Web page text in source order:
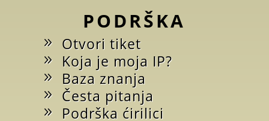
PODRŠKA
Otvori tiket
Koja je moja IP?
Baza znanja
Česta pitanja
Podrška ćirilici